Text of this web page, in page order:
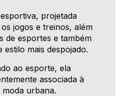
projetada
jogos e treinos, além
de esportes e também
mais despojado.
ao esporte, ela
associada à
urbana.